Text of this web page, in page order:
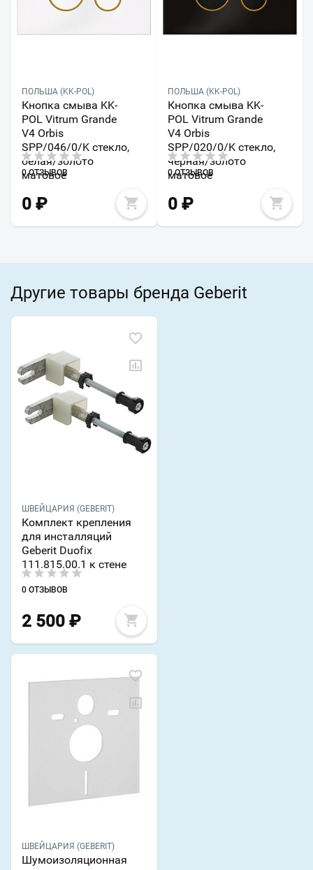
ПОЛЬША (KK-POL)
Кнопка смыва KK-
POL Vitrum Grande
V4 Orbis
SPP/046/0/K стекло,
белая/золото
матовое
0 ОТЗЫВОВ
0 ₽
ПОЛЬША (KK-POL)
Кнопка смыва KK-
POL Vitrum Grande
V4 Orbis
SPP/020/0/K стекло,
черная/золото
матовое
0 ОТЗЫВОВ
0₽
Другие товары бренда Geberit
ШВЕЙЦАРИЯ (GEBERIT)
Комплект крепления
для инсталляций
Geberit Duofix
111.815.00.1 к стене
0 ОТЗЫВОВ
2 500 ₽
ШВЕЙЦАРИЯ (GEBERIT)
Шумоизоляционная